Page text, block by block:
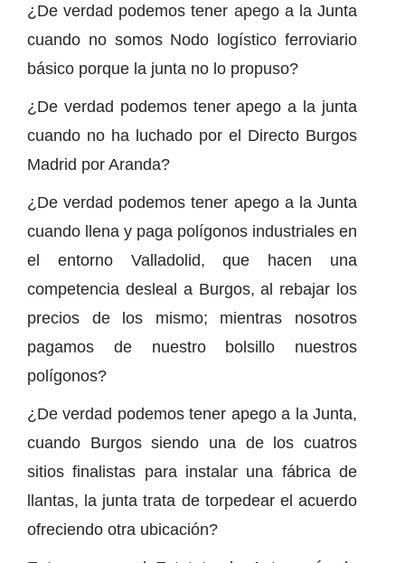
¿De verdad podemos tener apego a la Junta
cuando no somos Nodo logístico ferroviario
básico porque la junta no lo propuso?
¿De verdad podemos tener apego a la junta
cuando no ha luchado por el Directo Burgos
Madrid por Aranda?
¿De verdad podemos tener apego a la Junta
cuando llena y paga polígonos industriales en
el entorno Valladolid, que hacen una
competencia desleal a Burgos, al rebajar los
precios de los mismo; mientras nosotros
pagamos de nuestro bolsillo nuestros
polígonos?
¿De verdad podemos tener apego a la Junta,
cuando Burgos siendo una de los cuatros
sitios finalistas para instalar una fábrica de
llantas, la junta trata de torpedear el acuerdo
ofreciendo otra ubicación?